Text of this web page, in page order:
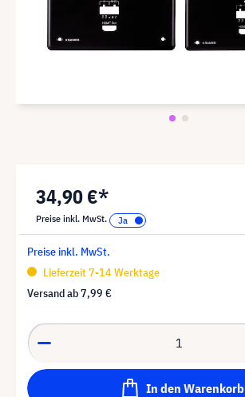
34,90 €*
Preise inkl. MwSt.
Preise inkl. MwSt.
Lieferzeit 7-14 Werktage
Versand ab7,99 €
In den Warenkorb